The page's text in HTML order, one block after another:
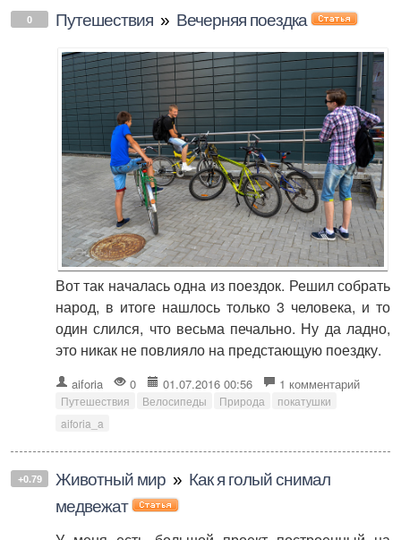
0 Путешествия » Вечерняя поездка
Вот так началась одна из поездок. Решил собрать
народ, в итоге нашлось только 3 человека, и то
один слился, что весьма печально. Ну да ладно,
это никак не повлияло на предстающую поездку.
aiforia 0 01.07.2016 00:56 1 комментарий
Путешествия Велосипеды Природа
покатушки
aiforia_a
+0.79 Животный мир » Как я голый снимал
медвежат